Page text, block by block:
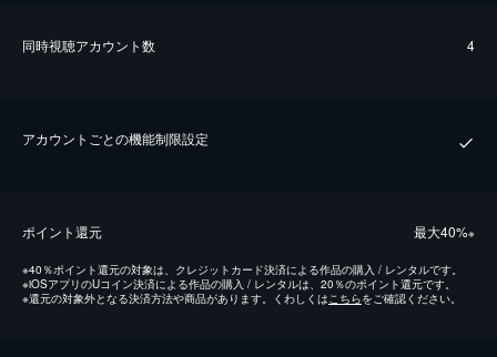
同時視聴アカウント数 4
アカウントごとの機能制限設定
ポイント還元 最⼤40%※
※40％ポイント還元の対象は、クレジットカード決済による作品の購入 / レンタルです。
※iOSアプリのUコイン決済による作品の購入 / レンタルは、20％のポイント還元です。
※還元の対象外となる決済方法や商品があります。くわしくは こちらをご確認ください。